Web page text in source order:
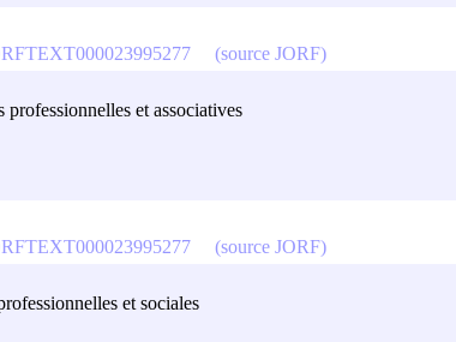
et associatives
(source JORF)
et sociales
(source JORF)